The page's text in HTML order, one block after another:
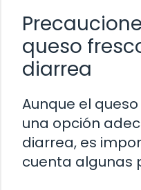
queso
diarrea
Aunque el
una opción
diarrea, es
cuenta algunas